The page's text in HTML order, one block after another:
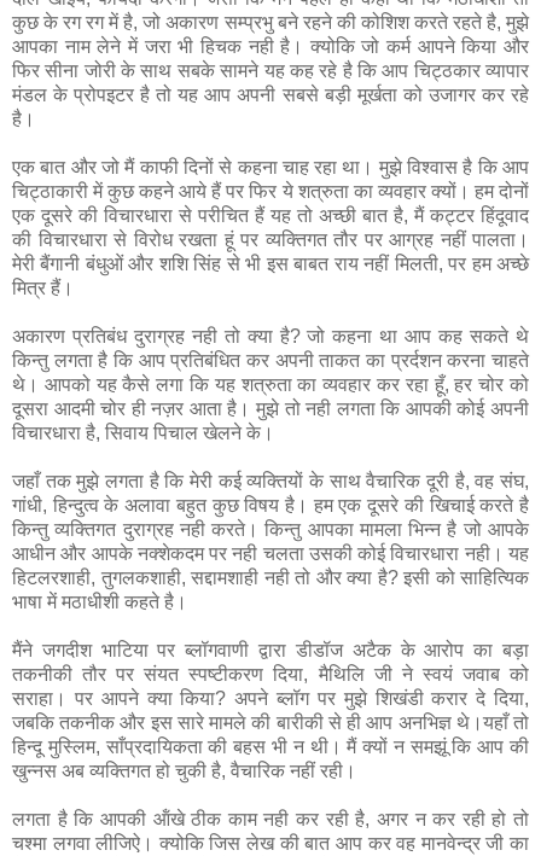
कुछ के रग रग में है, जो अकारण सम्‍प्रभु बने रहने की कोशिश करते रहते है, मुझे
आपका नाम लेने में जरा भी हिचक नही है। क्‍योकि जो कर्म आपने किया और
फिर सीना जोरी के साथ सबके सामने यह कह रहे है कि आप चिट्ठकार व्‍यापार
मंडल के प्रोपइटर है तो यह आप अपनी सबसे बड़ी मूर्खता को उजागर कर रहे
है।
एक बात और जो मैं काफी दिनों से कहना चाह रहा था। मुझे विश्वास है कि आप
चिट्ठाकारी में कुछ कहने आये हैं पर फिर ये शत्रुता का व्यवहार क्यों। हम दोनों
एक दूसरे की विचारधारा से परीचित हैं यह तो अच्छी बात है, मैं कट्टर हिंदूवाद
की विचारधारा से विरोध रखता हूं पर व्यक्तिगत तौर पर आग्रह नहीं पालता।
मेरी बैंगानी बंधुओं और शशि सिंह से भी इस बाबत राय नहीं मिलती, पर हम अच्छे
मित्र हैं।
अकारण प्रतिबंध दुराग्रह नही तो क्‍या है? जो कहना था आप कह सकते थे
किन्‍तु लगता है कि आप प्रतिबंधित कर अपनी ताकत का प्रर्दशन करना चाहते
थे। आपको यह कैसे लगा कि यह शत्रुता का व्‍यवहार कर रहा हूँ, हर चोर को
दूसरा आदमी चोर ही नज़र आता है। मुझे तो नही लगता कि आपकी कोई अपनी
विचारधारा है, सिवाय पिचाल खेलने के।
जहाँ तक मुझे लगता है कि मेरी कई व्‍यक्तियों के साथ वैचारिक दूरी है, वह संघ,
गांधी, हिन्‍दुत्‍व के अलावा बहुत कुछ विषय है। हम एक दूसरे की खिचाई करते है
किन्‍तु व्‍यक्तिगत दुराग्रह नही करते। किन्‍तु आपका मामला भिन्‍न है जो आपके
आधीन और आपके नक्‍शेकदम पर नही चलता उसकी कोई विचारधारा नही। यह
हिटलरशाही, तुगलकशाही, सद्दामशाही नही तो और क्‍या है? इसी को साहित्यिक
भाषा में मठाधीशी कहते है।
मैंने जगदीश भाटिया पर ब्लॉगवाणी द्वारा डीडॉज अटैक के आरोप का बड़ा
तकनीकी तौर पर संयत स्पष्टीकरण दिया, मैथिलि जी ने स्वयं जवाब को
सराहा। पर आपने क्या किया? अपने ब्लॉग पर मुझे शिखंडी करार दे दिया,
जबकि तकनीक और इस सारे मामले की बारीकी से ही आप अनभिज्ञ थे।यहाँ तो
हिन्दू मुस्लिम, साँप्रदायिकता की बहस भी न थी। मैं क्यों न समझूं कि आप की
खुन्नस अब व्यक्तिगत हो चुकी है, वैचारिक नहीं रही।
लगता है कि आपकी ऑंखे ठीक काम नही कर रही है, अगर न कर रही हो तो
चश्‍मा लगवा लीजिऐ। क्‍योकि जिस लेख की बात आप कर वह मानवेन्‍द्र जी का